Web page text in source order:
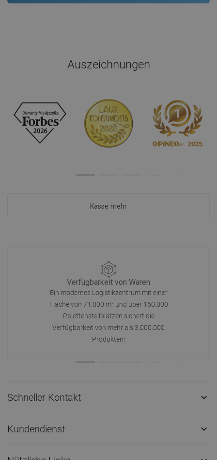
Auszeichnungen
Kasse mehr
Verfügbarkeit von Waren
Ein modernes Logistikzentrum mit einer
Fläche von 71.000 m² und über 160.000
Palettenstellplätzen sichert die
Verfügbarkeit von mehr als 3.000.000
Produkten!
Schneller Kontakt 
Kundendienst 